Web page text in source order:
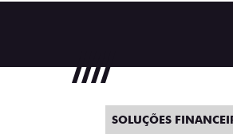
SOLUÇÕES